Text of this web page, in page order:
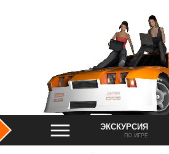
ЭКСКУРСИЯ
ПО ИГРЕ